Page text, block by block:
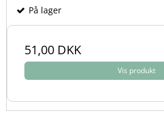
På lager
51,00 DKK
Vis produkt